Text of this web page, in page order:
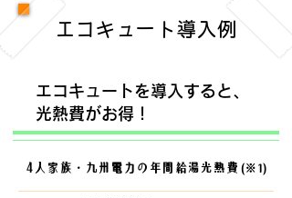
エコキュート導入例
エコキュートを導入すると、
光熱費がお得！
4人家族・九州電力の年間給湯光熱費 (※1)